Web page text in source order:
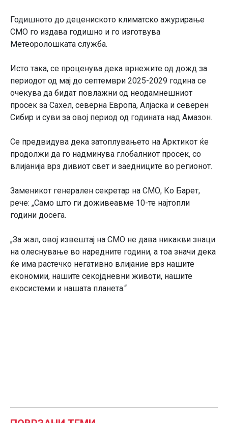
Годишното до децениското климатско ажурирање
СМО го издава годишно и го изготвува
Метеоролошката служба.
Исто така, се проценува дека врнежите од дожд за
периодот од мај до септември 2025-2029 година се
очекува да бидат повлажни од неодамнешниот
просек за Сахел, северна Европа, Алјаска и северен
Сибир и суви за овој период од годината над Амазон.
Се предвидува дека затоплувањето на Арктикот ќе
продолжи да го надминува глобалниот просек, со
влијанија врз дивиот свет и заедниците во регионот.
Заменикот генерален секретар на СМО, Ко Барет,
рече: „Само што ги доживеавме 10-те најтопли
години досега.
„За жал, овој извештај на СМО не дава никакви знаци
на олеснување во наредните години, а тоа значи дека
ќе има растечко негативно влијание врз нашите
економии, нашите секојдневни животи, нашите
екосистеми и нашата планета.“